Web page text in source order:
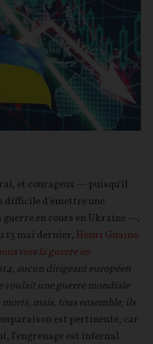
et courageux — puisqu’il
difficile d’émettre une
guerre en cours en Ukraine —,
13 mai dernier, Henri Guaino
vers la guerre en
aucun dirigeant européen
voulait une guerre mondiale
mais, tous ensemble, ils
est pertinente, car
l’engrenage est infernal.